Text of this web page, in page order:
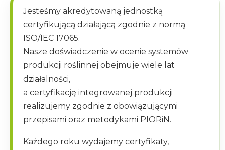
Jesteśmy akredytowaną jednostką
certyfikującą działającą zgodnie z normą
ISO/IEC 17065.
Nasze doświadczenie w ocenie systemów
produkcji roślinnej obejmuje wiele lat
działalności,
a certyfikację integrowanej produkcji
realizujemy zgodnie z obowiązującymi
przepisami oraz metodykami PIORiN.
Każdego roku wydajemy certyfikaty,